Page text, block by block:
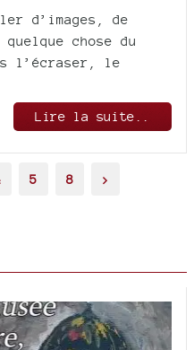
d’images, de
chose du
l’écraser, le
Lire la suite..
5 8 >